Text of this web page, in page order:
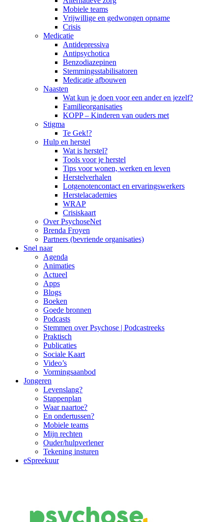
Mobiele teams
Vrijwillige en gedwongen opname
Crisis
Medicatie
Antidepressiva
Antipsychotica
Benzodiazepinen
Stemmingsstabilisatoren
Medicatie afbouwen
Naasten
Wat kun je doen voor een ander en jezelf?
Familieorganisaties
KOPP – Kinderen van ouders met
Stigma
Te Gek!?
Hulp en herstel
Wat is herstel?
Tools voor je herstel
Tips voor wonen, werken en leven
Herstelverhalen
Lotgenotencontact en ervaringswerkers
Herstelacademies
WRAP
Crisiskaart
Over PsychoseNet
Brenda Froyen
Partners (bevriende organisaties)
Snel naar
Agenda
Animaties
Actueel
Apps
Blogs
Boeken
Goede bronnen
Podcasts
Stemmen over Psychose | Podcastreeks
Praktisch
Publicaties
Sociale Kaart
Video’s
Vormingsaanbod
Jongeren
Levenslang?
Stappenplan
Waar naartoe?
En ondertussen?
Mobiele teams
Mijn rechten
Ouder/hulpverlener
Tekening insturen
eSpreekuur